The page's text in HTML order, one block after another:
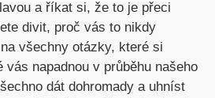
a říkat si, že to je přeci
divit, proč vás to nikdy
všechny otázky, které si
vás napadnou v průběhu našeho
dát dohromady a uhníst